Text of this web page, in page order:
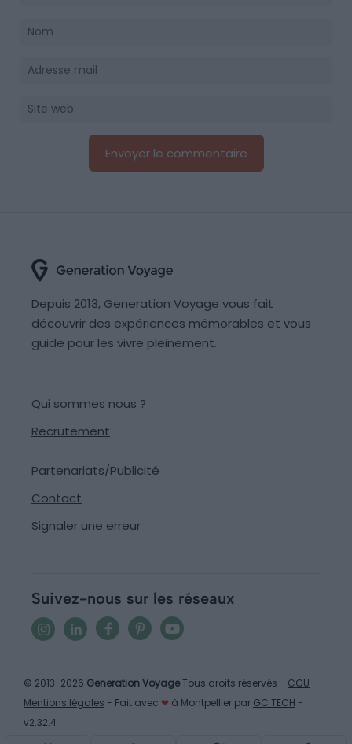
Depuis 2013, Generation Voyage vous fait
découvrir des expériences mémorables et vous
guide pour les vivre pleinement.
Qui sommes nous ?
Recrutement
Partenariats/Publicité
Contact
Signaler une erreur
Suivez-nous sur les réseaux
© 2013-2026 Generation VoyageTous droits réservés - CGU -
Mentions légales - Fait avec ❤ à Montpellier par GC TECH -
v2.32.4